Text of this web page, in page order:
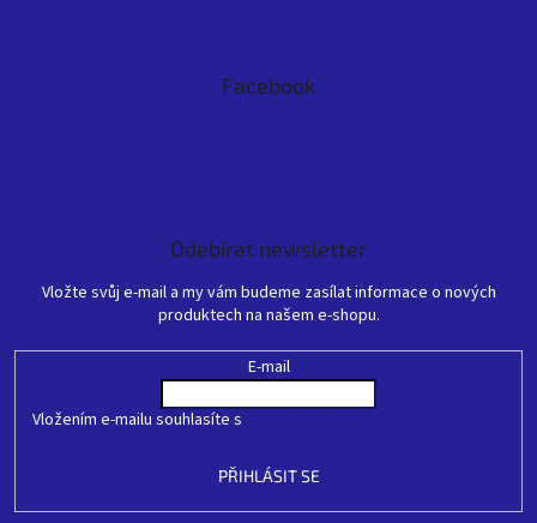
Facebook
Odebírat newsletter
Vložte svůj e-mail a my vám budeme zasílat informace o nových
produktech na našem e-shopu.
E-mail
Vložením e-mailu souhlasíte s
PŘIHLÁSIT SE